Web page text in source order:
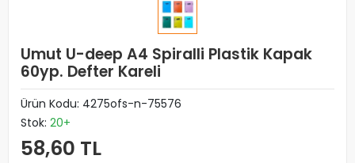
Umut U-deep A4 Spiralli Plastik Kapak
60yp. Defter Kareli
Ürün Kodu: 4275ofs-n-75576
Stok: 20+
58,60 TL